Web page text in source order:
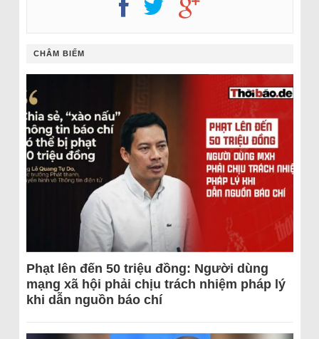
CHÂM BIẾM
Phạt lên đến 50 triệu đồng: Người dùng
mạng xã hội phải chịu trách nhiệm pháp lý
khi dẫn nguồn báo chí